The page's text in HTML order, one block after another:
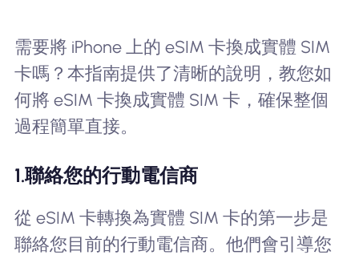
需要將 iPhone 上的 eSIM 卡換成實體 SIM
卡嗎？本指南提供了清晰的說明，教您如
何將 eSIM 卡換成實體 SIM 卡，確保整個
過程簡單直接。
1.聯絡您的行動電信商
從 eSIM 卡轉換為實體 SIM 卡的第一步是
聯絡您目前的行動電信商。他們會引導您